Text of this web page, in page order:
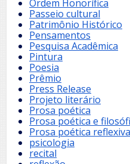
Ordem Honorífica
Passeio cultural
Patrimônio Histórico
Pensamentos
Pesquisa Acadêmica
Pintura
Poesia
Prêmio
Press Release
Projeto literário
Prosa poética
Prosa poética e
Prosa poética reflexiva
psicologia
recital